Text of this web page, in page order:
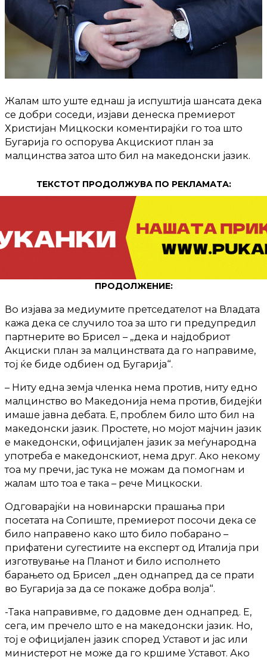
Жалам што уште еднаш ја испуштија шансата дека
се добри соседи, изјави денеска премиерот
Христијан Мицкоски коментирајќи го тоа што
Бугарија го оспорува Акцискиот план за
малцинства затоа што бил на македонски јазик.
ТЕКСТОТ ПРОДОЛЖУВА ПО РЕКЛАМАТА:
ПРОДОЛЖЕНИЕ:
Во изјава за медиумите претседателот на Владата
кажа дека се случило тоа за што ги предупредил
партнерите во Брисел – „дека и најдобриот
Акциски план за малцинствата да го направиме,
тој ќе биде одбиен од Бугарија“.
– Ниту една земја членка нема против, ниту едно
малцинство во Македонија нема против, бидејќи
имаше јавна дебата. Е, проблем било што бил на
македонски јазик. Простете, но мојот мајчин јазик
е македонски, официјален јазик за меѓународна
употреба е македонскиот, нема друг. Ако некому
тоа му пречи, јас тука не можам да помогнам и
жалам што тоа е така – рече Мицкоски.
Одговарајќи на новинарски прашања при
посетата на Сопиште, премиерот посочи дека се
било направено како што било побарано –
прифатени сугестиите на експерт од Италија при
изготвување на Планот и било исполнето
барањето од Брисел „ден однапред да се прати
во Бугарија за да се покаже добра волја“.
-Така направивме, го дадовме ден однапред. Е,
сега, им пречело што е на македонски јазик. Но,
тој е официјален јазик според Уставот и јас или
министерот не може да го кршиме Уставот. Ако